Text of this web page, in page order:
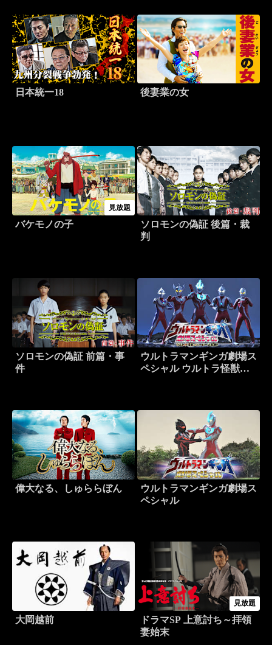
日本統一18 後妻業の女
見放題
バケモノの子
ソロモンの偽証 後篇・裁
判
ソロモンの偽証 前篇・事
件
ウルトラマンギンガ劇場ス
ペシャル ウルトラ怪獣☆
偉大なる、しゅららぼん
ウルトラマンギンガ劇場ス
ペシャル
大岡越前
見放題
ドラマSP 上意討ち～拝領
妻始末